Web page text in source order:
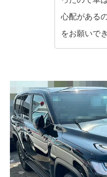
心配がある
をお願いで